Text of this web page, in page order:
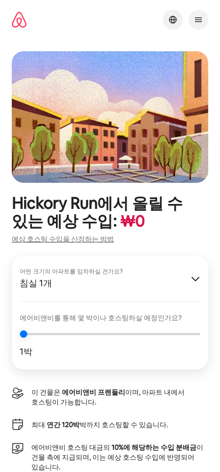
바로가기
Hickory Run에서 올릴 수
있는 예상 수입:₩0
예상 호스팅 수입을 산정하는 방법
어떤 크기의 아파트를 임차하실 건가요?
침실 1개
에어비앤비를 통해 몇 박이나 호스팅하실 예정인가요?
1박
이 건물은 에어비앤비 프렌들리이며, 아파트 내에서
호스팅이 가능합니다.
최대 연간 120박박까지 호스팅할 수 있습니다.
에어비앤비 호스팅 대금의 10%에 해당하는 수입 분배금이
건물 측에 지급되며, 이는 예상 호스팅 수입에 반영되어
있습니다.